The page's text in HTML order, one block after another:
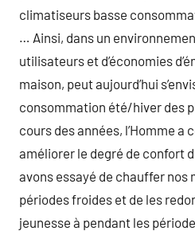
climatiseurs basse
… Ainsi, dans un
utilisateurs et d’économies
maison, peut aujourd’hui
consommation été/hiver des
cours des années, l’Homme
améliorer le degré de confort
avons essayé de chauffer nos
périodes froides et de les
jeunesse à pendant les